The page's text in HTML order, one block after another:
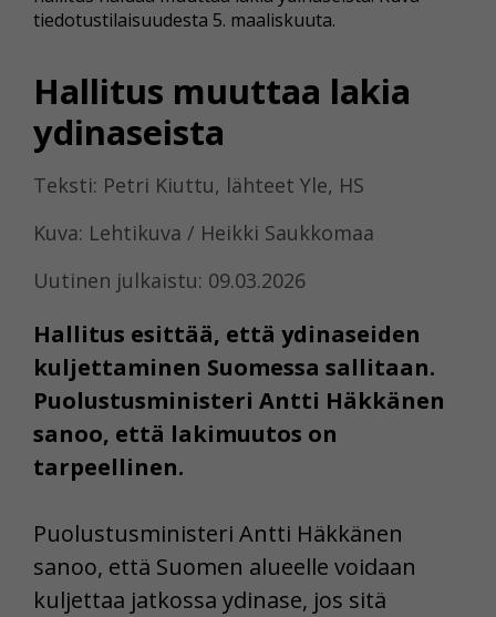
Hallitus muuttaa lakia
ydinaseista
Teksti: Petri Kiuttu, lähteet Yle, HS
Kuva: Lehtikuva / Heikki Saukkomaa
Uutinen julkaistu: 09.03.2026
Hallitus esittää, että ydinaseiden
kuljettaminen Suomessa sallitaan.
Puolustusministeri Antti Häkkänen
sanoo, että lakimuutos on
tarpeellinen.
tiedotustilaisuudesta 5. maaliskuuta.
Puolustusministeri Antti Häkkänen
sanoo, että Suomen alueelle voidaan
kuljettaa jatkossa ydinase, jos sitä